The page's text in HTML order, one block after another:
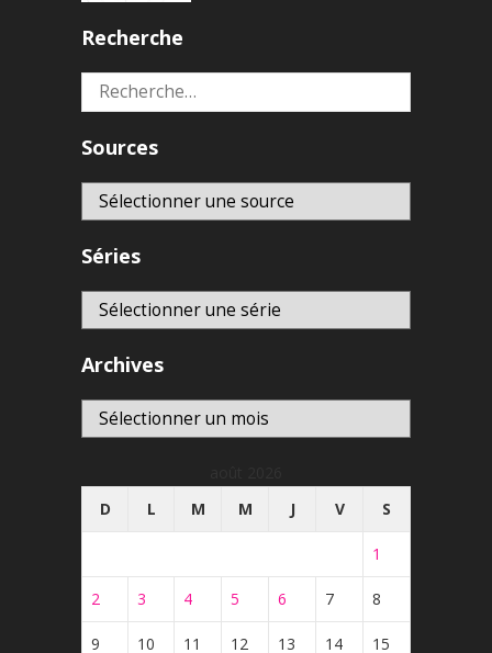
Recherche
Rechercher :
Sources
Séries
Archives
Archives
D
L M M J V S
1
2 3 4 5 6 7 8
9 10 11 12 13 14 15